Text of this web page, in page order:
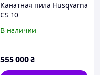
Канатная пила Husqvarna
CS 10
В наличии
555 000₴